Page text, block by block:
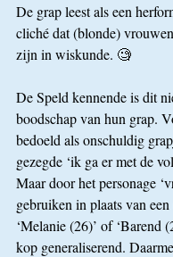
De grap leest als een
cliché dat (blonde)
zijn in wiskunde. 🧐
De Speld kennende is dit
boodschap van hun grap.
bedoeld als onschuldig
gezegde ‘ik ga er met de
Maar door het personage
gebruiken in plaats van
‘Melanie (26)’ of ‘Barend
kop generaliserend.